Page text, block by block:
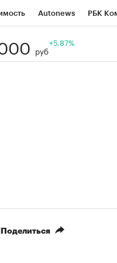
Autonews РБК
Визионеры
руб
+5.87%
Поделиться